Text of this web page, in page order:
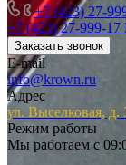
+7 (423) 27-
+7 (423) 27-999-17
Заказать звонок
E-mail
info@krown.ru
Адрес
ул. Выселковая, д.
Режим работы
Мы работаем с